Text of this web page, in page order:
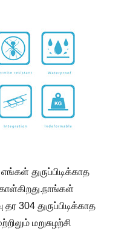
துருப்பிடிக்காத
304 துருப்பிடிக்காத
மறுசுழற்சி